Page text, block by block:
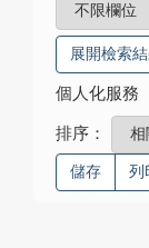
展開檢索
個人化服務
排序：
儲存 列